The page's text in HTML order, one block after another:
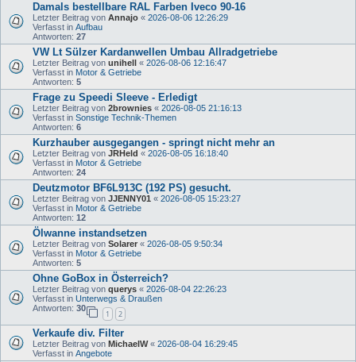
Damals bestellbare RAL Farben Iveco 90-16
Letzter Beitrag von Annajo « 2026-08-06 12:26:29
Verfasst in Aufbau
Antworten: 27
VW Lt Sülzer Kardanwellen Umbau Allradgetriebe
Letzter Beitrag von unihell « 2026-08-06 12:16:47
Verfasst in Motor & Getriebe
Antworten: 5
Frage zu Speedi Sleeve - Erledigt
Letzter Beitrag von 2brownies « 2026-08-05 21:16:13
Verfasst in Sonstige Technik-Themen
Antworten: 6
Kurzhauber ausgegangen - springt nicht mehr an
Letzter Beitrag von JRHeld « 2026-08-05 16:18:40
Verfasst in Motor & Getriebe
Antworten: 24
Deutzmotor BF6L913C (192 PS) gesucht.
Letzter Beitrag von JJENNY01 « 2026-08-05 15:23:27
Verfasst in Motor & Getriebe
Antworten: 12
Ölwanne instandsetzen
Letzter Beitrag von Solarer « 2026-08-05 9:50:34
Verfasst in Motor & Getriebe
Antworten: 5
Ohne GoBox in Österreich?
Letzter Beitrag von querys « 2026-08-04 22:26:23
Verfasst in Unterwegs & Draußen
Antworten: 30
1 2
Verkaufe div. Filter
Letzter Beitrag von MichaelW« 2026-08-04 16:29:45
Verfasst in Angebote